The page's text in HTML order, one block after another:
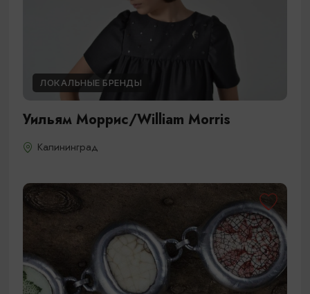
ЛОКАЛЬНЫЕ БРЕНДЫ
Уильям Моррис/William Morris
Калининград